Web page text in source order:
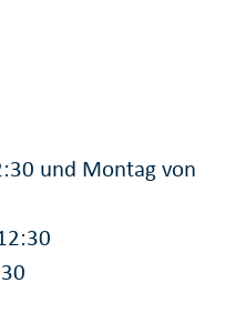
und Montag von